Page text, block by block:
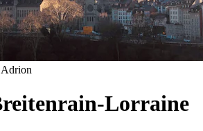
Lorraine